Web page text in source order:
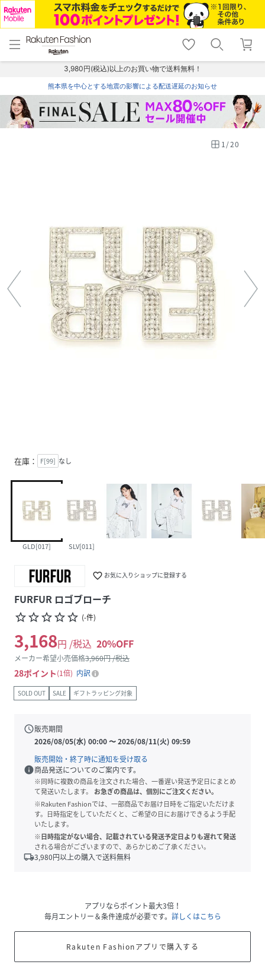
menu home
トップ
shopping_cart lock_outline
ログイン
3,980円(税込)以上のお買い物で送料無料！
熊本県を中心とする地震の影響による配送遅延のお知らせ
1/20
在庫： F[99] なし
GLD[017] SLV[011]
favorite_border お気に入りショップに登録する
FURFUR ロゴブローチ
star_borderstar_borderstar_borderstar_borderstar_border (-件)
3,168円 /税込 20%OFF
メーカー希望小売価格3,960円 /税込
28ポイント 1倍 内訳
SOLD OUT SALE ギフトラッピング対象
schedule販売期間
2026/08/05(水) 00:00〜2026/08/11(火) 09:59
販売開始・終了時に通知を受け取る
info商品発送についてのご案内です。
※同時に複数の商品を注文された場合、一番遅い発送予定日にまとめ
て発送いたします。
お急ぎの商品は、個別にご注文ください。
※Rakuten Fashionでは、一部商品でお届け日時をご指定いただけま
す。日時指定をしていただくと、ご希望の日にお届けできるよう手配
いたします。
※日時指定がない場合、記載されている発送予定日よりも遅れて発送
される場合がございますので、あらかじめご了承ください。
local_shipping3,980円以上の購入で送料無料
アプリならポイント最大3倍！
毎月エントリー＆条件達成が必要です。 詳しくはこちら
Rakuten Fashionアプリで購入する